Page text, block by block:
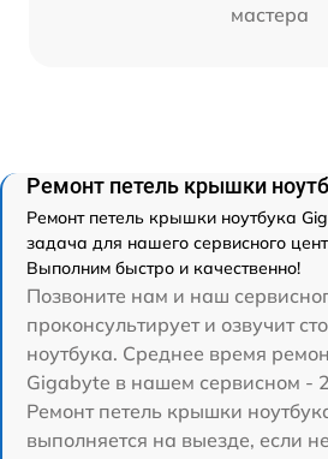
мастера
Ремонт петель крышки
Ремонт петель крышки ноутбука
задача для нашего сервисного
Выполним быстро и качественно!
Позвоните нам и наш
проконсультирует и озвучит
ноутбука. Среднее время
Gigabyte в нашем сервисном -
Ремонт петель крышки
выполняется на выезде, если